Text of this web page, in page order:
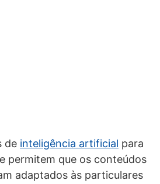
de inteligência artificial para
permitem que os conteúdos
adaptados às particulares